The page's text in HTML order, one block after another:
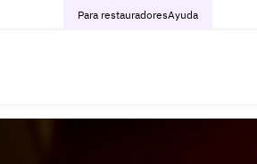
Para restauradoresAyuda